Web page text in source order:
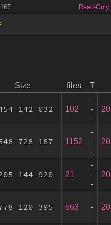
Read-
Size files T
142 032 102
-
-
-
728 187 1152
-
-
-
144 920 21
-
-
-
120 395 563
-
-
-